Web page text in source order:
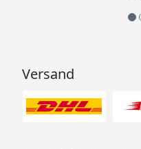
Versand